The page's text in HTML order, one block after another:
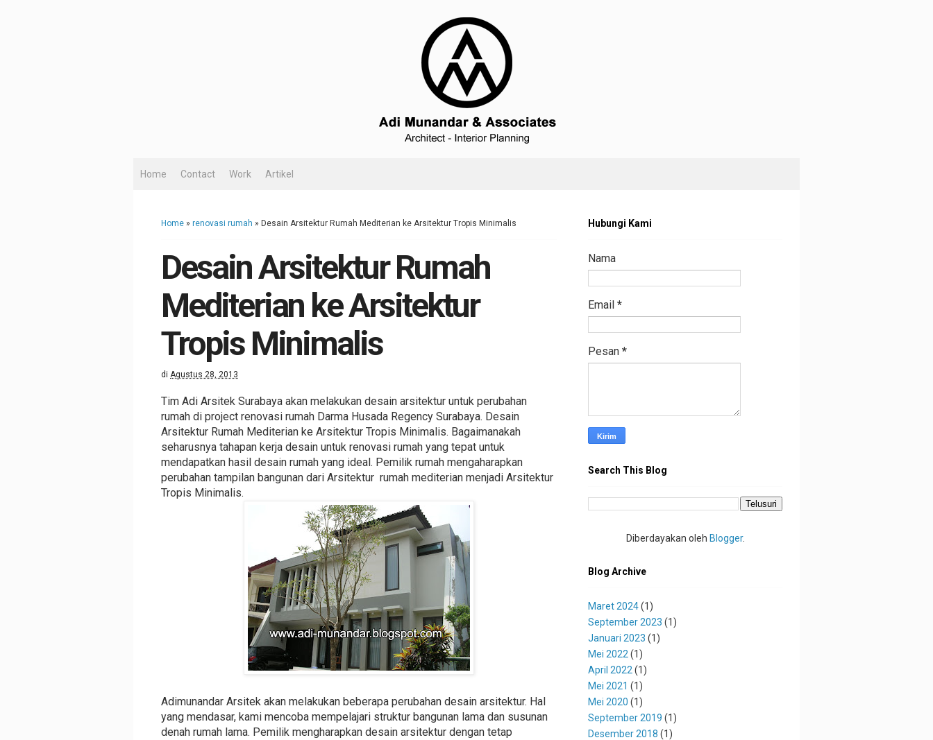
Home Contact Work Artikel
Home » renovasi rumah » Desain Arsitektur Rumah Mediterian ke Arsitektur Tropis Minimalis
Desain Arsitektur Rumah
Mediterian ke Arsitektur
Tropis Minimalis
di Agustus 28, 2013
Tim Adi Arsitek Surabaya akan melakukan desain arsitektur untuk perubahan
rumah di project renovasi rumah Darma Husada Regency Surabaya. Desain
Arsitektur Rumah Mediterian ke Arsitektur Tropis Minimalis. Bagaimanakah
seharusnya tahapan kerja desain untuk renovasi rumah yang tepat untuk
mendapatkan hasil desain rumah yang ideal. Pemilik rumah mengaharapkan
perubahan tampilan bangunan dari Arsitektur rumah mediterian menjadi Arsitektur
Tropis Minimalis.
Adimunandar Arsitek akan melakukan beberapa perubahan desain arsitektur. Hal
yang mendasar, kami mencoba mempelajari struktur bangunan lama dan susunan
denah rumah lama. Pemilik mengharapkan desain arsitektur dengan tetap
Hubungi Kami
Nama
Email *
Pesan *
Search This Blog
Diberdayakan oleh Blogger.
Blog Archive
Maret 2024(1)
September 2023 (1)
Januari 2023 (1)
Mei 2022 (1)
April 2022 (1)
Mei 2021 (1)
Mei 2020 (1)
September 2019 (1)
Desember 2018 (1)